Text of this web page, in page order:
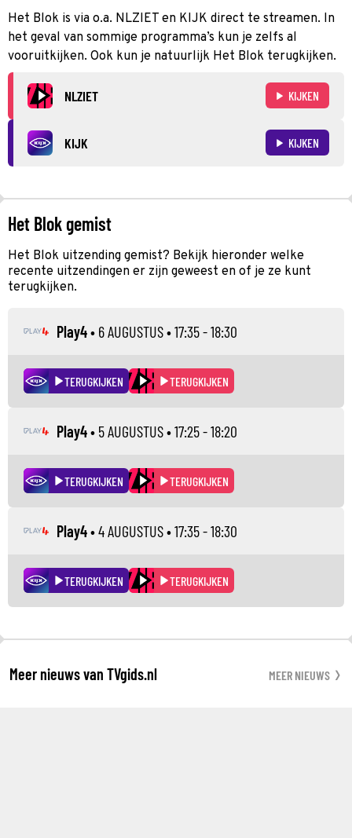
Het Blok is via o.a. NLZIET en KIJK direct te streamen. In
het geval van sommige programma’s kun je zelfs al
vooruitkijken. Ook kun je natuurlijk Het Blok terugkijken.
NLZIET KIJKEN
KIJK KIJKEN
Het Blok gemist
Het Blok uitzending gemist? Bekijk hieronder welke
recente uitzendingen er zijn geweest en of je ze kunt
terugkijken.
Play4• 6 AUGUSTUS• 17:35 - 18:30
TERUGKIJKEN TERUGKIJKEN
Play4• 5 AUGUSTUS• 17:25 - 18:20
TERUGKIJKEN TERUGKIJKEN
Play4•4 AUGUSTUS• 17:35 - 18:30
TERUGKIJKEN TERUGKIJKEN
Meer nieuws van TVgids.nl MEER NIEUWS